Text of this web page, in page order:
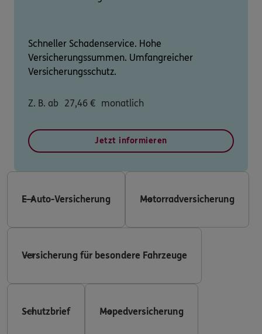
Schneller Schadenservice. Hohe
Versicherungssummen. Umfangreicher
Versicherungsschutz.
Z. B. ab 27,46 € monatlich
Jetzt informieren
E-Auto-Versicherung Motorradversicherung
Versicherung für besondere Fahrzeuge
Schutzbrief Mopedversicherung